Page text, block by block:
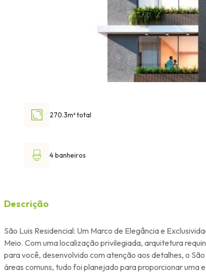
270.3m² total
4 banheiros
Descrição
São Luis Residencial: Um Marco de Elegância e
Meio. Com uma localização privilegiada, arquitetura
para você, desenvolvido com atenção aos detalhes, o
áreas comuns, tudo foi planejado para proporcionar uma